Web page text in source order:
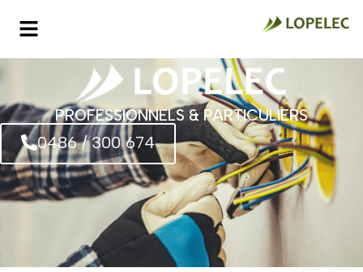
PROFESSIONNELS & PARTICULIERS
0486 / 300 674